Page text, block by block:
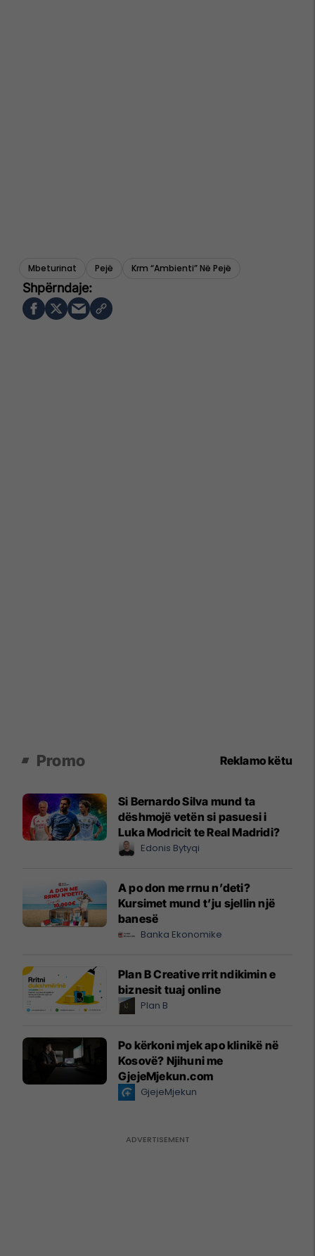
Mbeturinat Pejë Krm “ambienti” Në Pejë
Promo Reklamo këtu
Si Bernardo Silva mund ta
dëshmojë vetën si pasuesi i
Luka Modricit te Real Madridi?
Edonis Bytyqi
A po don me rrnu n’deti?
Kursimet mund t’ju sjellin një
banesë
Banka Ekonomike
Plan B Creative rrit ndikimin e
biznesit tuaj online
Plan B
Po kërkoni mjek apo klinikë në
Kosovë? Njihuni me
GjejeMjekun.com
GjejeMjekun